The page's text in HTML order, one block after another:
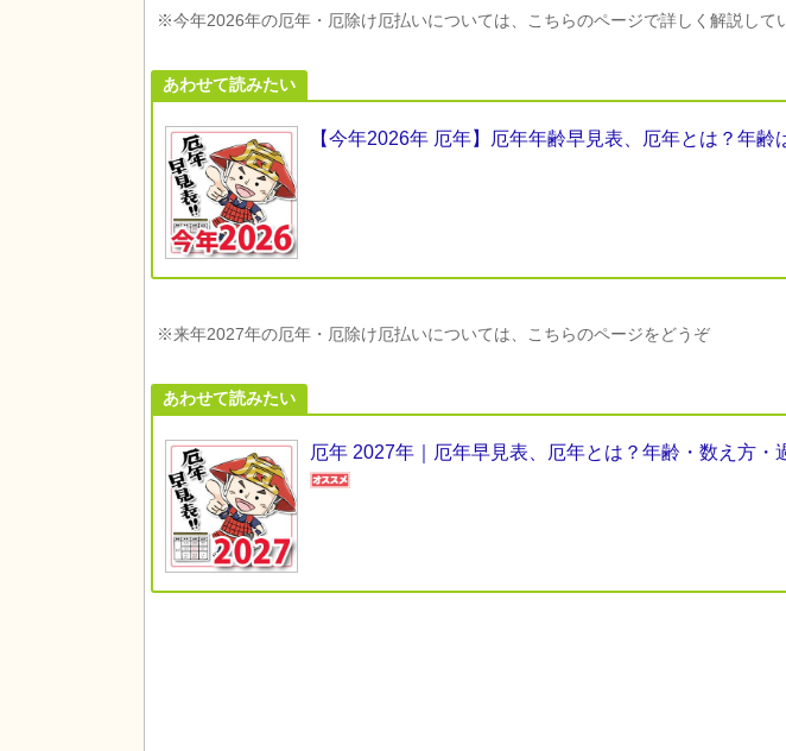
※今年2026年の厄年・厄除け厄払いについては、こちらのページで詳しく解説して
あわせて読みたい
【今年2026年 厄年】厄年年齢早見表、厄年とは？年齢
※来年2027年の厄年・厄除け厄払いについては、こちらのページをどうぞ
あわせて読みたい
厄年 2027年｜厄年早見表、厄年とは？年齢・数え方・